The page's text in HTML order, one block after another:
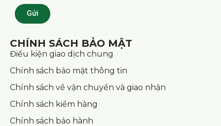
Gửi
CHÍNH SÁCH BẢO MẬT
Điều kiện giao dịch chung
Chính sách bảo mật thông tin
Chính sách về vận chuyển và giao nhận
Chính sách kiểm hàng
Chính sách bảo hành